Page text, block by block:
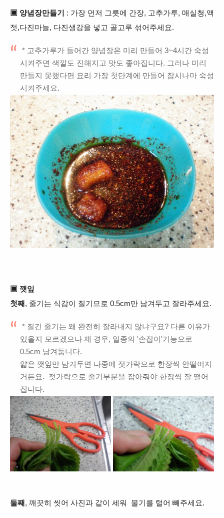
▣ 양념장만들기 : 가장 먼저 그릇에 간장, 고추가루, 매실청,액
젓,다진마늘, 다진생강을 넣고 골고루 섞어주세요.
* 고추가루가 들어간 양념장은 미리 만들어 3~4시간 숙성
시켜주면 색깔도 진해지고 맛도 좋아집니다. 그러나 미리
만들지 못했다면 요리 가장 첫단계에 만들어 잠시나마 숙성
시켜주세요.
▣ 깻잎
첫째, 줄기는 식감이 질기므로 0.5cm만 남겨두고 잘라주세요.
* 질긴 줄기는 왜 완전히 잘라내지 않냐구요? 다른 이유가
있을지 모르겠으나 제 경우, 일종의 '손잡이'기능으로
0.5cm 남겨둡니다.
얇은 깻잎만 남겨두면 나중에 젓가락으로 한장씩 안떨어지
거든요. 젓가락으로 줄기부분을 잡아줘야 한장씩 잘 떨어
집니다.
둘째 , 깨끗히 씻어 사진과 같이 세워 물기를 털어 빼주세요.